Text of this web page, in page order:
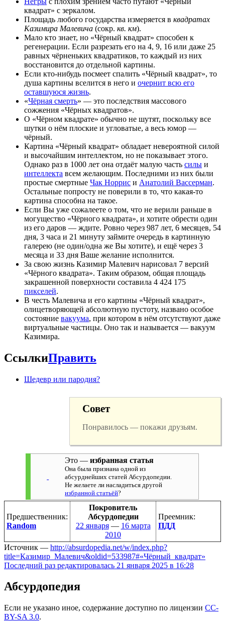
квадрат» с зеркалом.
Площадь любого государства измеряется в квадратах
Казимира Малевича (сокр. кв. км).
Мало кто знает, но «Чёрный квадрат» способен к
регенерации. Если разрезать его на 4, 9, 16 или даже 25
равных чёрненьких квадратиков, то каждый из них
восстановится до отдельной картины.
Если кто-нибудь посмеет спалить «Чёрный квадрат», то
душа картины вселится в него и очернит всю его
оставшуюся жизнь.
«Чёрная смерть» — это последствия массового
сожжения «Чёрных квадратов».
О «Чёрном квадрате» обычно не шутят, поскольку все
шутки о нём плоские и угловатые, а весь юмор —
чёрный.
Картина «Чёрный квадрат» обладает невероятной силой
и высочайшим интеллектом, но не показывает этого.
Однако раз в 1000 лет она отдаёт малую часть силы и
интеллекта всем желающим. Последними из них были
простые смертные Чак Норрис и Анатолий Вассерман.
Остальные попросту не поверили в то, что какая-то
картина способна на такое.
Если Вы уже сожалеете о том, что не верили раньше в
могущество «Чёрного квадрата», и хотите обрести один
из его даров — ждите. Ровно через 987 лет, 6 месяцев, 54
дня, 3 часа и 21 минуту займите очередь в картинную
галерею (не один/одна же Вы хотите), и ещё через 3
месяца и 33 дня Ваше желание исполнится.
За свою жизнь Казимир Малевич нарисовал 7 версий
«Чёрного квадрата». Таким образом, общая площадь
закрашенной поверхности составила 4 424 175
пикселей.
В честь Малевича и его картины «Чёрный квадрат»,
олицетворяющей абсолютную пустоту, названо особое
состояние вакуума, при котором в нём отсутствуют даже
виртуальные частицы. Оно так и называется — вакуум
Казимира.
СсылкиПравить
Шедевр или пародия?
Совет
Понравилось — покажи друзьям.
Это —избранная статья
Она была признана одной из
абсурднейших статей Абсурдопедии.
Не желаете ли насладиться другой
избранной статьёй?
Предшественник:
Random
Покровитель
Абсурдопедии
22 января— 16 марта
2010
Преемник:
ПДД
Источник — http://absurdopedia.net/w/index.php?
title=Казимир_Малевич&oldid=533987#«Чёрный_квадрат»
Последний раз редактировалась 21 января 2025 в 16:28
Абсурдопедия
Если не указано иное, содержание доступно по лицензии CC-
BY-SA 3.0.